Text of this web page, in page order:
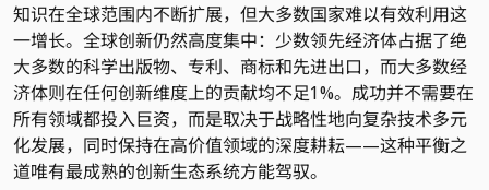
知识在全球范围内不断扩展，但大多数国家难以有效利用这
一增长。全球创新仍然高度集中：少数领先经济体占据了绝
大多数的科学出版物、专利、商标和先进出口，而大多数经
济体则在任何创新维度上的贡献均不足1%。成功并不需要在
所有领域都投入巨资，而是取决于战略性地向复杂技术多元
化发展，同时保持在高价值领域的深度耕耘——这种平衡之
道唯有最成熟的创新生态系统方能驾驭。